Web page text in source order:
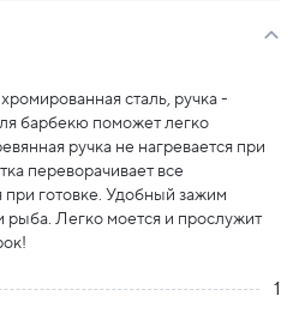
сталь, ручка -
барбекю поможет легко
ручка не нагревается при
переворачивает все
готовке. Удобный зажим
рыба. Легко моется и прослужит
1